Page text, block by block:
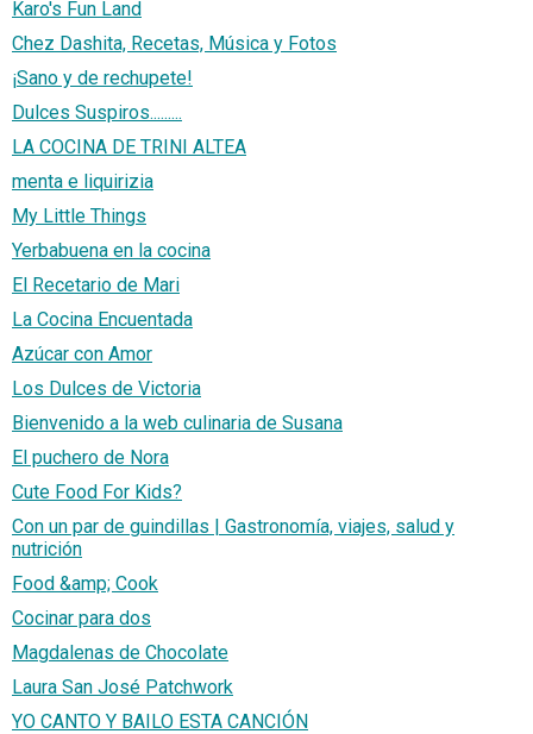
Karo's Fun Land
Chez Dashita, Recetas, Música y Fotos
¡Sano y de rechupete!
Dulces Suspiros.........
LA COCINA DE TRINI ALTEA
menta e liquirizia
My Little Things
Yerbabuena en la cocina
El Recetario de Mari
La Cocina Encuentada
Azúcar con Amor
Los Dulces de Victoria
Bienvenido a la web culinaria de Susana
El puchero de Nora
Cute Food For Kids?
Con un par de guindillas | Gastronomía, viajes, salud y
nutrición
Food &amp; Cook
Cocinar para dos
Magdalenas de Chocolate
Laura San José Patchwork
YO CANTO Y BAILO ESTA CANCIÓN